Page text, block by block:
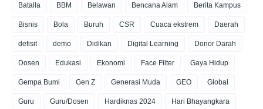
Batalla BBM Belawan Bencana Alam Berita Kampus
Bisnis Bola Buruh CSR Cuaca ekstrem Daerah
defisit demo Didikan Digital Learning Donor Darah
Dosen Edukasi Ekonomi Face Filter Gaya Hidup
Gempa Bumi Gen Z Generasi Muda GEO Global
Guru Guru/Dosen Hardiknas 2024 Hari Bhayangkara